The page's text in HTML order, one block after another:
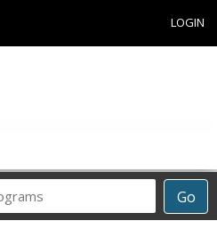
LOGIN
Go
Career